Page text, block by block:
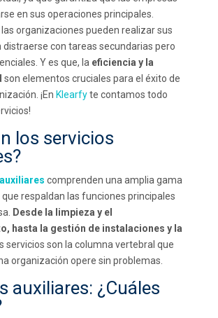
en sus operaciones principales.
las organizaciones pueden realizar sus
distraerse con tareas secundarias pero
Y es que, la eficiencia y la
son elementos cruciales para el éxito de
¡En Klearfyte contamos todo
los servicios
comprenden una amplia gama
respaldan las funciones principales
Desde la limpieza y el
hasta la gestión de instalaciones y la
servicios son la columna vertebral que
organización opere sin problemas.
auxiliares: ¿Cuáles